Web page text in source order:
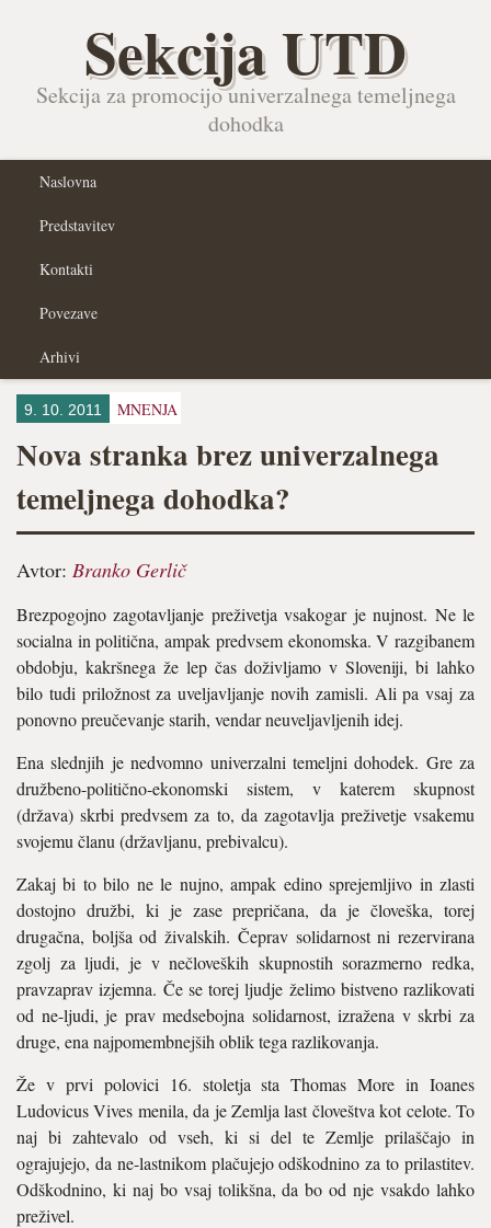
Sekcija UTD
Sekcija za promocijo univerzalnega temeljnega
dohodka
Naslovna
Predstavitev
Kontakti
Povezave
Arhivi
9. 10. 2011 MNENJA
Nova stranka brez univerzalnega
temeljnega dohodka?
Avtor: Branko Gerlič
Brezpogojno zagotavljanje preživetja vsakogar je nujnost. Ne le
socialna in politična, ampak predvsem ekonomska. V razgibanem
obdobju, kakršnega že lep čas doživljamo v Sloveniji, bi lahko
bilo tudi priložnost za uveljavljanje novih zamisli. Ali pa vsaj za
ponovno preučevanje starih, vendar neuveljavljenih idej.
Ena slednjih je nedvomno univerzalni temeljni dohodek. Gre za
družbeno-politično-ekonomski sistem, v katerem skupnost
(država) skrbi predvsem za to, da zagotavlja preživetje vsakemu
svojemu članu (državljanu, prebivalcu).
Zakaj bi to bilo ne le nujno, ampak edino sprejemljivo in zlasti
dostojno družbi, ki je zase prepričana, da je človeška, torej
drugačna, boljša od živalskih. Čeprav solidarnost ni rezervirana
zgolj za ljudi, je v nečloveških skupnostih sorazmerno redka,
pravzaprav izjemna. Če se torej ljudje želimo bistveno razlikovati
od ne-ljudi, je prav medsebojna solidarnost, izražena v skrbi za
druge, ena najpomembnejših oblik tega razlikovanja.
Že v prvi polovici 16. stoletja sta Thomas More in Ioanes
Ludovicus Vives menila, da je Zemlja last človeštva kot celote. To
naj bi zahtevalo od vseh, ki si del te Zemlje prilaščajo in
ograjujejo, da ne-lastnikom plačujejo odškodnino za to prilastitev.
Odškodnino, ki naj bo vsaj tolikšna, da bo od nje vsakdo lahko
preživel.